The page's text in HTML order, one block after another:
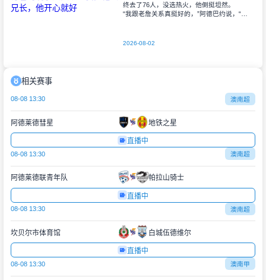
终去了76人，没选热火，他倒挺坦然。
“我跟老詹关系真挺好的，”阿德巴约说，“说
2026-08-02
相关赛事
08-08 13:30 澳南超
阿德莱德彗星 地铁之星
直播中
08-08 13:30 澳南超
阿德莱德联青年队 帕拉山骑士
直播中
08-08 13:30 澳南超
坎贝尔市体育馆 白城伍德维尔
直播中
08-08 13:30 澳南甲